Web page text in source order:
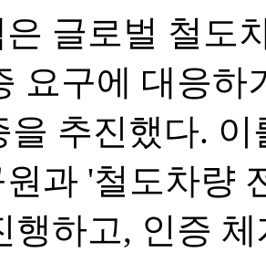
글로벌 철도
요구에 대응하
을 추진했다.
과 '철도차량
행하고, 인증